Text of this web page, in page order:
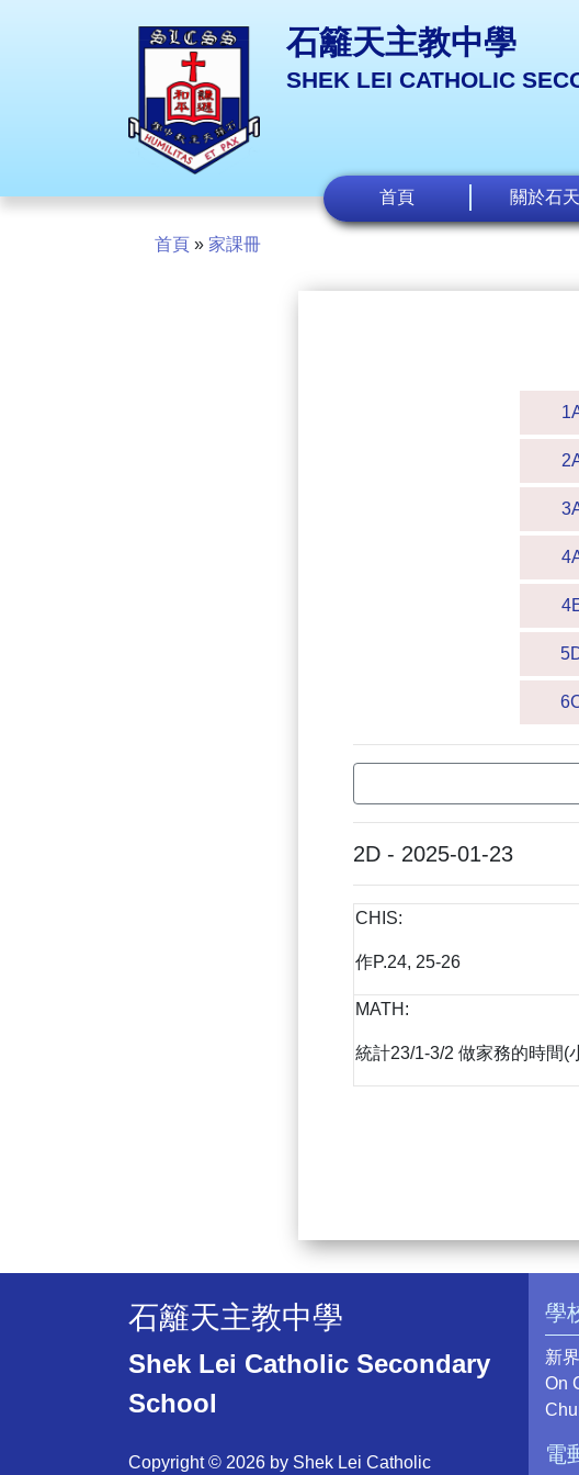
石籬天主教中學
SHEK LEI CATHOLIC
首頁 關於石天
首頁 » 家課冊
2D - 2025-01-23
CHIS:
作P.24, 25-26
MATH:
統計23/1-3/2 做家務的時間(
石籬天主教中學
Shek Lei Catholic Secondary
School
Copyright © 2026 by Shek Lei Catholic
學
新
On
電